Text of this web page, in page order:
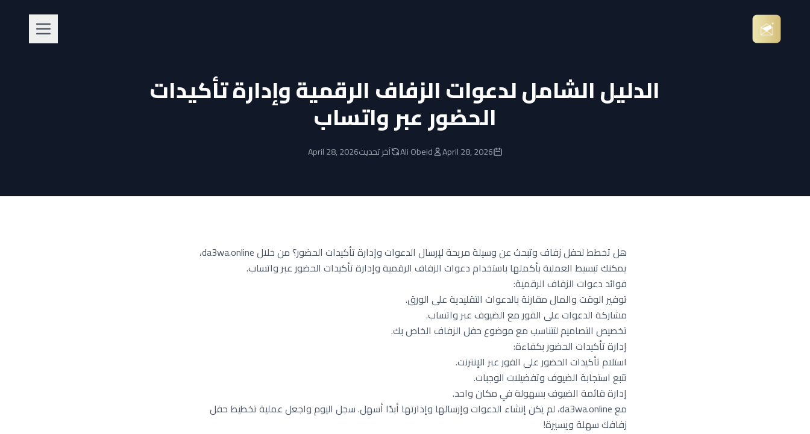
الدليل الشامل لدعوات الزفاف الرقمية وإدارة تأكيدات
الحضور عبر واتساب
April 28, 2026
Ali Obeid آخر تحديثApril 28, 2026
هل تخطط لحفل زفاف وتبحث عن وسيلة مريحة لإرسال الدعوات وإدارة تأكيدات الحضور؟ من خلال da3wa.online،
يمكنك تبسيط العملية بأكملها باستخدام دعوات الزفاف الرقمية وإدارة تأكيدات الحضور عبر واتساب.
فوائد دعوات الزفاف الرقمية:
توفير الوقت والمال مقارنة بالدعوات التقليدية على الورق.
مشاركة الدعوات على الفور مع الضيوف عبر واتساب.
تخصيص التصاميم لتتناسب مع موضوع حفل الزفاف الخاص بك.
إدارة تأكيدات الحضور بكفاءة:
استلام تأكيدات الحضور على الفور عبر الإنترنت.
تتبع استجابة الضيوف وتفضيلات الوجبات.
إدارة قائمة الضيوف بسهولة في مكان واحد.
مع da3wa.online، لم يكن إنشاء الدعوات وإرسالها وإدارتها أبدًا أسهل. سجل اليوم واجعل عملية تخطيط حفل
زفافك سهلة ويسيرة!